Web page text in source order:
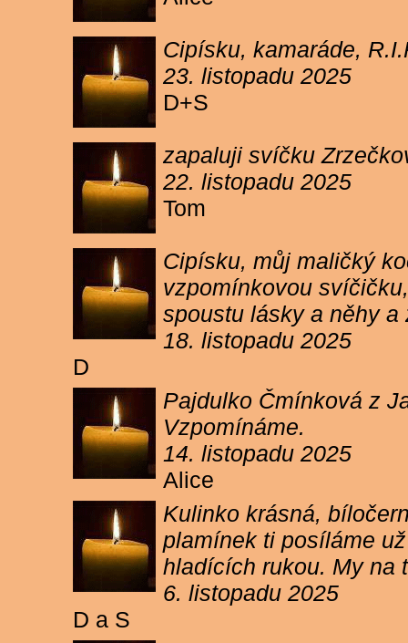
Cipísku, kamaráde,
23. listopadu 2025
D+S
zapaluji svíčku
22. listopadu 2025
Tom
Cipísku, můj maličký
vzpomínkovou
spoustu lásky a něhy
18. listopadu 2025
D
Pajdulko Čmínková z
Vzpomínáme.
14. listopadu 2025
Alice
Kulinko krásná,
plamínek ti posíláme
hladících rukou. My na
6. listopadu 2025
D a S